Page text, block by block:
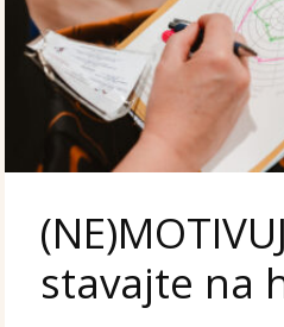
stavajte na